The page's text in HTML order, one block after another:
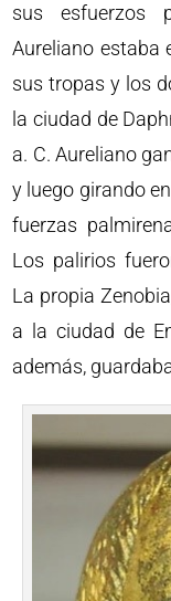
sus esfuerzos
Aureliano estaba
sus tropas y los
la ciudad de
a. C. Aureliano
y luego girando
fuerzas
Los palirios
La propia
a la ciudad de
además,